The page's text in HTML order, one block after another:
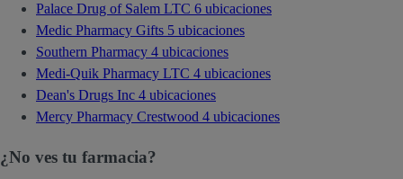
Palace Drug of Salem LTC 6 ubicaciones
Medic Pharmacy Gifts 5 ubicaciones
Southern Pharmacy 4 ubicaciones
Medi-Quik Pharmacy LTC 4 ubicaciones
Dean's Drugs Inc 4 ubicaciones
Mercy Pharmacy Crestwood 4 ubicaciones
¿No ves tu farmacia?